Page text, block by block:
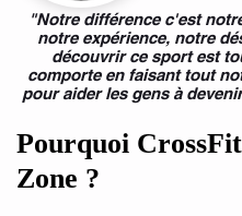
"Notre différence c'est
notre expérience, notre
découvrir ce sport est
comporte en faisant tout
pour aider les gens à
Pourquoi
Zone ?